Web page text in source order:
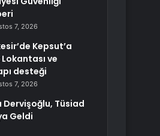
7, 2026
Kepsut’a
ve
desteği
7, 2026
Dervişoğlu, Tüsiad
Geldi